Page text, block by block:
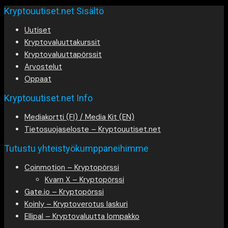
Kryptouutiset.net Sisältö
Uutiset
Kryptovaluuttakurssit
Kryptovaluuttapörssit
Arvostelut
Oppaat
Kryptouutiset.net Info
Mediakortti (FI) / Media Kit (EN)
Tietosuojaseloste – Kryptouutiset.net
Tutustu yhteistyökumppaneihimme
Coinmotion – Kryptopörssi
Kvarn X – Kryptopörssi
Gate.io – Kryptopörssi
Koinly – Kryptoverotus laskuri
Ellipal – Kryptovaluutta lompakko